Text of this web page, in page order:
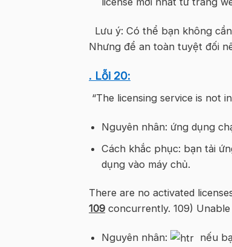
Lưu ý: Có thể bạn không
Nhưng để an toàn tuyệt đối
. Lỗi 20:
“The licensing service is not
Nguyên nhân: ứng dụng
Cách khắc phục: bạn tải
dụng vào máy chủ.
There are no activated
109 concurrently. 109)
Nguyên nhân:
nếu